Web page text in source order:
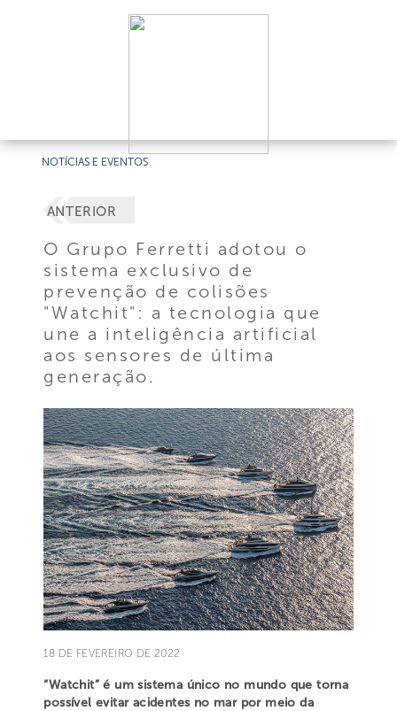
NOTÍCIAS E EVENTOS
ANTERIOR
O Grupo Ferretti adotou o
sistema exclusivo de
prevenção de colisões
"Watchit": a tecnologia que
une a inteligência artificial
aos sensores de última
generação.
18 DE FEVEREIRO DE 2022
“Watchit” é um sistema único no mundo que torna
possível evitar acidentes no mar por meio da